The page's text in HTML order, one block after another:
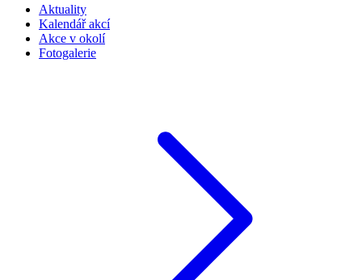
Aktuality
Kalendář akcí
Akce v okolí
Fotogalerie